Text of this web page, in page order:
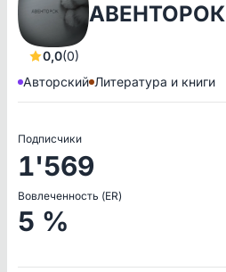
0,0(0)
АВЕНТОРОК
Авторский Литература и книги
Подписчики
1'569
Вовлеченность (ER)
5 %